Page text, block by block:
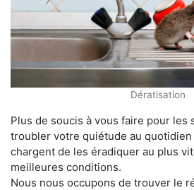
Dératisation
Plus de soucis à vous faire pour les
troubler votre quiétude au quotidien
chargent de les éradiquer au plus
meilleures conditions.
Nous nous occupons de trouver le